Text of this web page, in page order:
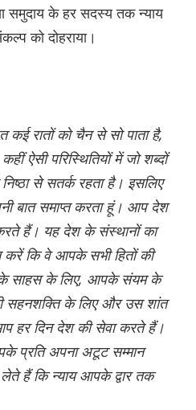
समुदाय के हर सदस्य तक न्याय
को दोहराया।
कई रातों को चैन से सो पाता है,
कहीं ऐसी परिस्थितियों में जो शब्दों
से सतर्क रहता है। इसलिए
बात समाप्त करता हूं। आप देश
हैं। यह देश के संस्थानों का
करें कि वे आपके सभी हितों की
साहस के लिए, आपके संयम के
सहनशक्ति के लिए और उस शांत
हर दिन देश की सेवा करते हैं।
प्रति अपना अटूट सम्मान
हैं कि न्याय आपके द्वार तक